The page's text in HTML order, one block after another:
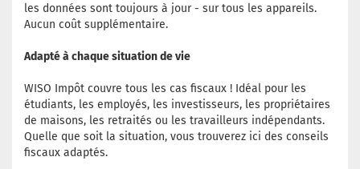
les données sont toujours à jour - sur tous les appareils.
Aucun coût supplémentaire.
Adapté à chaque situation de vie
WISO Impôt couvre tous les cas fiscaux ! Idéal pour les
étudiants, les employés, les investisseurs, les propriétaires
de maisons, les retraités ou les travailleurs indépendants.
Quelle que soit la situation, vous trouverez ici des conseils
fiscaux adaptés.